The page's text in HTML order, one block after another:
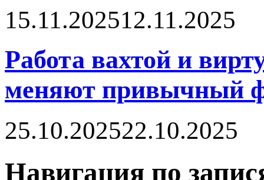
15.11.202512.11.2025
Работа вахтой и
меняют привычный
25.10.202522.10.2025
Навигация по